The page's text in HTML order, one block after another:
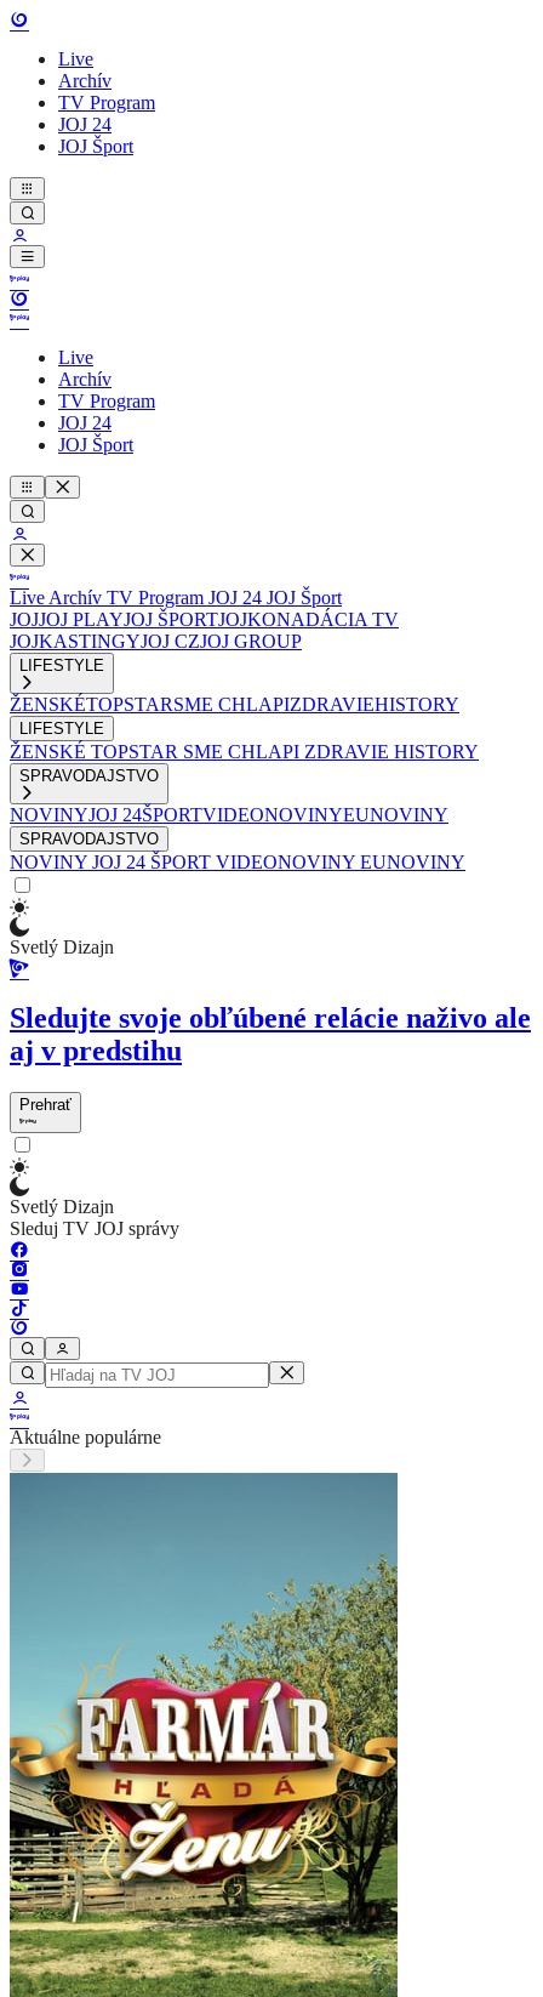
Live
Archív
TV Program
JOJ 24
JOJ Šport
Live
Archív
TV Program
JOJ 24
JOJ Šport
Live Archív TV Program JOJ 24 JOJ Šport
JOJJOJ PLAYJOJ ŠPORTJOJKONADÁCIA TV
JOJKASTINGYJOJ CZJOJ GROUP
LIFESTYLE
ŽENSKÉTOPSTARSME CHLAPIZDRAVIEHISTORY
LIFESTYLE
ŽENSKÉ TOPSTAR SME CHLAPI ZDRAVIE HISTORY
SPRAVODAJSTVO
NOVINYJOJ 24ŠPORTVIDEONOVINYEUNOVINY
SPRAVODAJSTVO
NOVINY JOJ 24 ŠPORT VIDEONOVINY EUNOVINY
Svetlý Dizajn
Sledujte svoje obľúbené relácie naživo ale
aj v predstihu
Prehrať
Svetlý Dizajn
Sleduj TV JOJ správy
Aktuálne populárne